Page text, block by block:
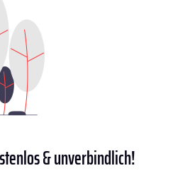
& unverbindlich!